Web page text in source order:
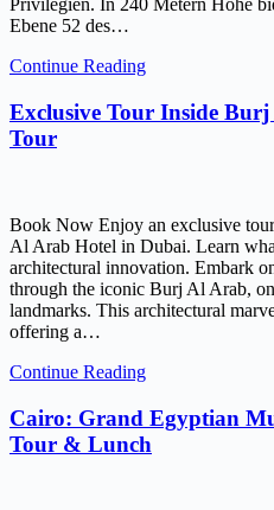
Privilegien. In 240 Metern Höhe
Ebene 52 des…
Continue Reading
Exclusive Tour Inside
Tour
Book Now Enjoy an exclusive
Al Arab Hotel in Dubai. Learn
architectural innovation. Embark
through the iconic Burj Al Arab,
landmarks. This architectural
offering a…
Continue Reading
Cairo: Grand Egyptian
Tour & Lunch